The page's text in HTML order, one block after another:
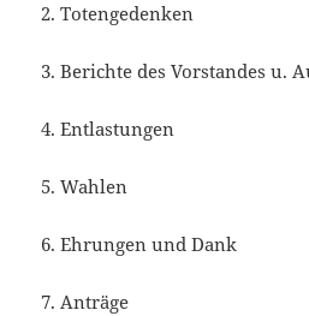
2. Totengedenken
3. Berichte des Vorstandes u.
4. Entlastungen
5. Wahlen
6. Ehrungen und Dank
7. Anträge